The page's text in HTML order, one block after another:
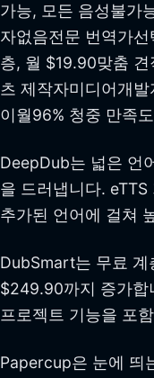
가능, 모든 음성불가
자없음전문 번역가선
층, 월 $19.90맞춤 견
츠 제작자미디어개발
이월96% 청중 만족
DeepDub는 넓은 언
을 드러냅니다.
추가된 언어에 걸쳐
DubSmart는 무료 계
$249.90까지 증가합
프로젝트 기능을 포
Papercup은 눈에 띄